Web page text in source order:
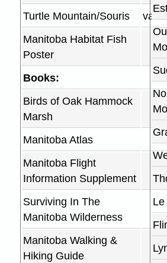
Turtle Mountain/Souris
Manitoba Habitat Fish
Poster
Books:
Birds of Oak Hammock
Marsh
Manitoba Atlas
Manitoba Flight
Information Supplement
Surviving In The
Manitoba Wilderness
Manitoba Walking &
Hiking Guide